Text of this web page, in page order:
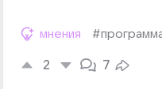
мнения
2 7